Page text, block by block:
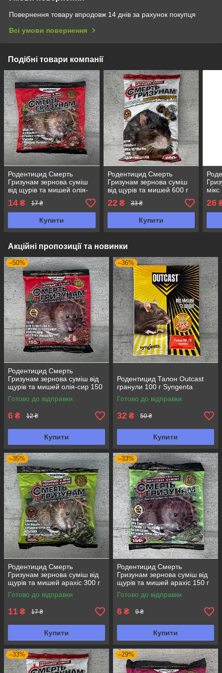
Повернення товару впродовж 14 днів за рахунок покупця
Всі умови повернення
Подібні товари компанії
Родентицид Смерть
Гризунам зернова суміш
від щурів та мишей олія-
сир 300 г Агромаксі
14 ₴ 17 ₴
Купити
Родентицид Смерть
Гризунам зернова суміш
від щурів та мишей 600 г
Агромаксі
22₴ 33 ₴
Купити
200
26
Акційні пропозиції та новинки
–50%
Родентицид Смерть
Гризунам зернова суміш від
щурів та мишей олія-сир 150
г Агромаксі
Готово до відправки
6 ₴ 12 ₴
Купити
–36%
Родентицид Талон Outcast
гранули 100 г Syngenta
Готово до відправки
32 ₴ 50 ₴
Купити
–35%
Родентицид Смерть
Гризунам зернова суміш від
щурів та мишей арахіс 300 г
Агромаксі
Готово до відправки
11 ₴ 17 ₴
Купити
–33%
Родентицид Смерть
Гризунам зернова суміш від
щурів та мишей арахіс 150 г
Агромаксі
Готово до відправки
6 ₴ 9 ₴
Купити
–33% –29%